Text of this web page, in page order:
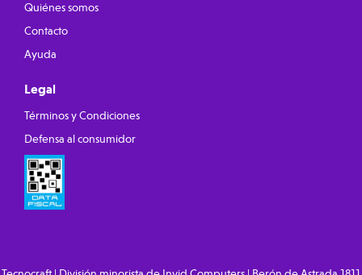
Quiénes somos
Contacto
Ayuda
Legal
Términos y Condiciones
Defensa al consumidor